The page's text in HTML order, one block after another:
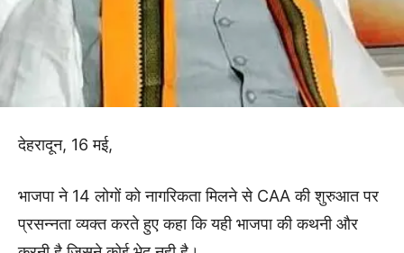
देहरादून, 16 मई,
भाजपा ने 14 लोगों को नागरिकता मिलने से CAA की शुरुआत पर
प्रसन्नता व्यक्त करते हुए कहा कि यही भाजपा की कथनी और